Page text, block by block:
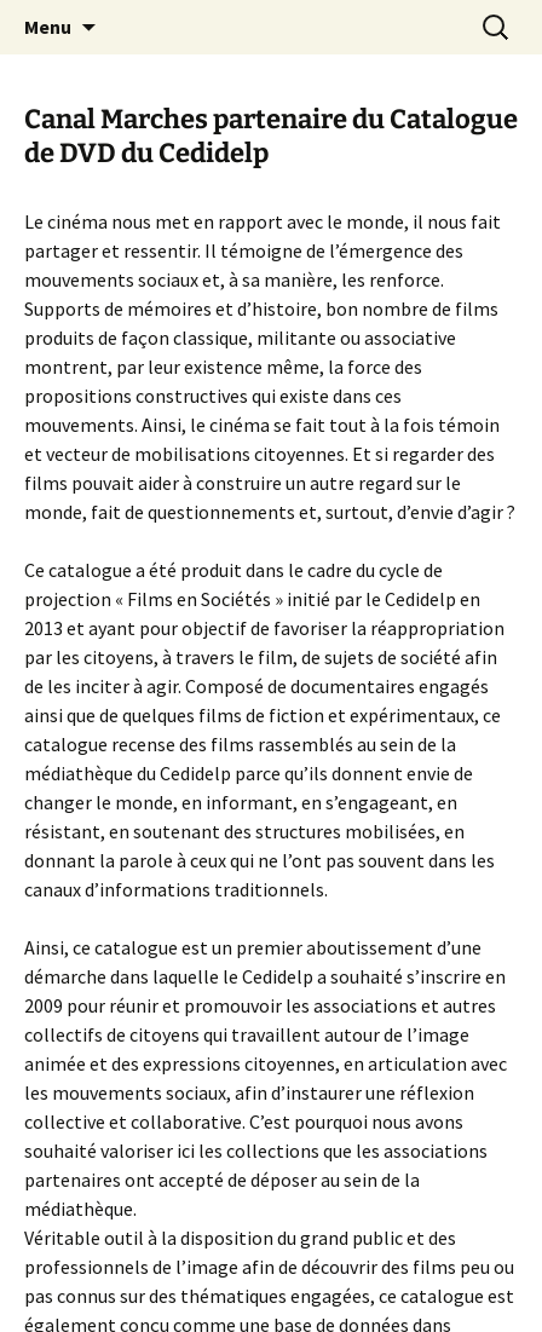
Canal Marches
Menu
Canal Marches partenaire du Catalogue
de DVD du Cedidelp
Le cinéma nous met en rapport avec le monde, il nous fait
partager et ressentir. Il témoigne de l’émergence des
mouvements sociaux et, à sa manière, les renforce.
Supports de mémoires et d’histoire, bon nombre de films
produits de façon classique, militante ou associative
montrent, par leur existence même, la force des
propositions constructives qui existe dans ces
mouvements. Ainsi, le cinéma se fait tout à la fois témoin
et vecteur de mobilisations citoyennes. Et si regarder des
films pouvait aider à construire un autre regard sur le
monde, fait de questionnements et, surtout, d’envie d’agir ?
Ce catalogue a été produit dans le cadre du cycle de
projection « Films en Sociétés » initié par le Cedidelp en
2013 et ayant pour objectif de favoriser la réappropriation
par les citoyens, à travers le film, de sujets de société afin
de les inciter à agir. Composé de documentaires engagés
ainsi que de quelques films de fiction et expérimentaux, ce
catalogue recense des films rassemblés au sein de la
médiathèque du Cedidelp parce qu’ils donnent envie de
changer le monde, en informant, en s’engageant, en
résistant, en soutenant des structures mobilisées, en
donnant la parole à ceux qui ne l’ont pas souvent dans les
canaux d’informations traditionnels.
Ainsi, ce catalogue est un premier aboutissement d’une
démarche dans laquelle le Cedidelp a souhaité s’inscrire en
2009 pour réunir et promouvoir les associations et autres
collectifs de citoyens qui travaillent autour de l’image
animée et des expressions citoyennes, en articulation avec
les mouvements sociaux, afin d’instaurer une réflexion
collective et collaborative. C’est pourquoi nous avons
souhaité valoriser ici les collections que les associations
partenaires ont accepté de déposer au sein de la
médiathèque.
Véritable outil à la disposition du grand public et des
professionnels de l’image afin de découvrir des films peu ou
pas connus sur des thématiques engagées, ce catalogue est
également conçu comme une base de données dans